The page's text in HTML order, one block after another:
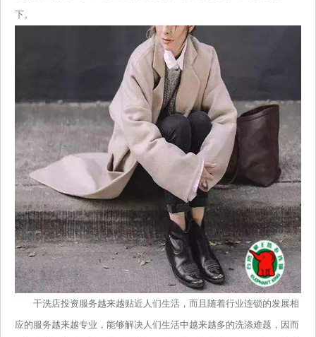
下。
干洗店投资服务越来越贴近人们生活，而且随着行业连锁的发展相
应的服务越来越专业，能够解决人们生活中越来越多的洗涤难题，因而